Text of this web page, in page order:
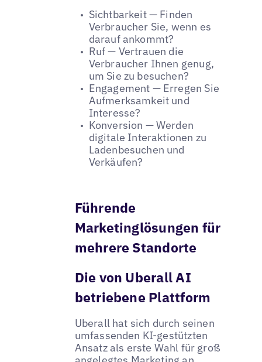
Sichtbarkeit — Finden
Verbraucher Sie, wenn es
darauf ankommt?
Ruf — Vertrauen die
Verbraucher Ihnen genug,
um Sie zu besuchen?
Engagement — Erregen Sie
Aufmerksamkeit und
Interesse?
Konversion — Werden
digitale Interaktionen zu
Ladenbesuchen und
Verkäufen?
Führende
Marketinglösungen für
mehrere Standorte
Die von Uberall AI
betriebene Plattform
Uberall hat sich durch seinen
umfassenden KI-gestützten
Ansatz als erste Wahl für groß